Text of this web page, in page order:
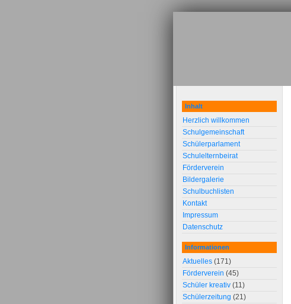
Inhalt
Herzlich willkommen
Schulgemeinschaft
Schülerparlament
Schulelternbeirat
Förderverein
Bildergalerie
Schulbuchlisten
Kontakt
Impressum
Datenschutz
Informationen
Aktuelles (171)
Förderverein (45)
Schüler kreativ (11)
Schülerzeitung (21)